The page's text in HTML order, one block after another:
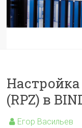
Настройка
(RPZ) в
Егор Васильев